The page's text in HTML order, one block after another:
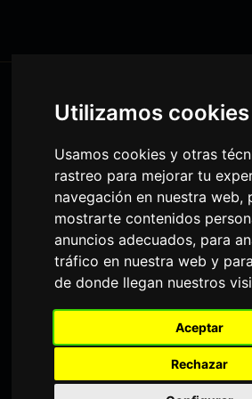
Utilizamos cookies
Usamos cookies y otras
rastreo para mejorar tu
navegación en nuestra web,
mostrarte contenidos
anuncios adecuados, para
tráfico en nuestra web y
de donde llegan nuestros
Aceptar
Rechazar
Home
Palacio Criollo
Nuestros salones